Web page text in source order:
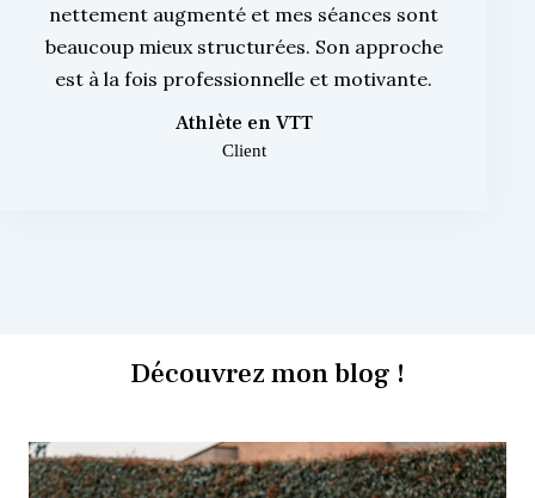
nettement augmenté et mes séances sont
beaucoup mieux structurées. Son approche
est à la fois professionnelle et motivante.
Athlète en VTT
Client
Découvrez mon blog !